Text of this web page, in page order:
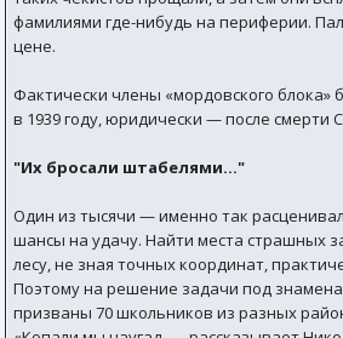
фамилиями где-нибудь на периферии.
цене.
Фактически члены «мордовского
в 1939 году, юридически — после смерти
"Их бросали штабелями..."
Один из тысячи — именно так
шансы на удачу. Найти места страшных
лесу, не зная точных координат,
Поэтому на решение задачи под
призваны 70 школьников из разных